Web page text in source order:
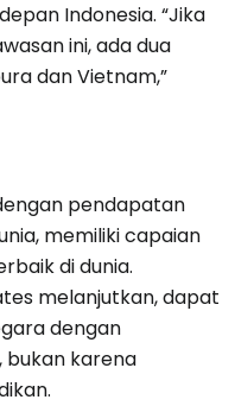
Indonesia. “Jika
ini, ada dua
dan Vietnam,”
pendapatan
memiliki capaian
di dunia.
melanjutkan, dapat
dengan
bukan karena